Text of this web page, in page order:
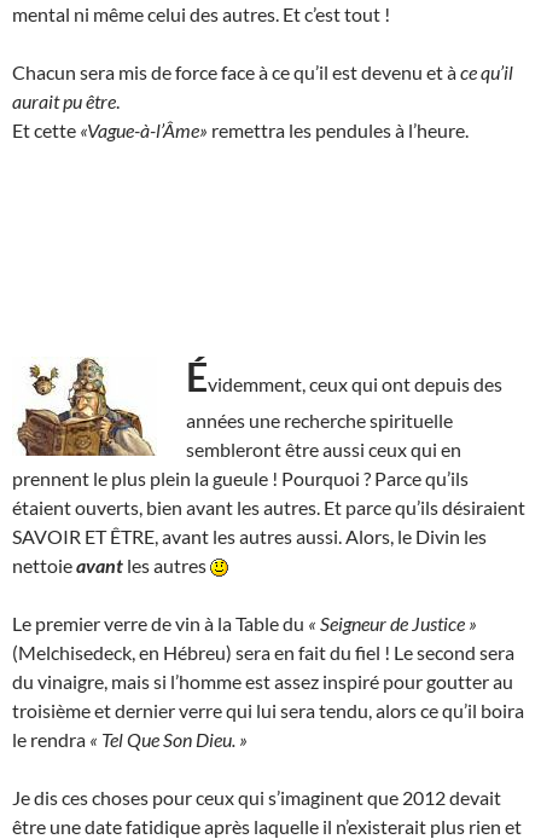
mental ni même celui des autres. Et c’est tout !
Chacun sera mis de force face à ce qu’il est devenu et àce qu’il
aurait pu être
Et cette «Vague-à-l’Âme» remettra les pendules à l’heure.
Évidemment, ceux qui ont depuis des
années une recherche spirituelle
sembleront être aussi ceux qui en
prennent le plus plein la gueule ! Pourquoi ? Parce qu’ils
étaient ouverts, bien avant les autres. Et parce qu’ils désiraient
SAVOIR ET ÊTRE, avant les autres aussi. Alors, le Divin les
nettoieavant les autres
Le premier verre de vin à la Table du « Seigneur de Justice »
(Melchisedeck, en Hébreu) sera en fait du fiel ! Le second sera
du vinaigre, mais si l’homme est assez inspiré pour goutter au
troisième et dernier verre qui lui sera tendu, alors ce qu’il boira
le rendra « Tel Que Son Dieu. »
Je dis ces choses pour ceux qui s’imaginent que 2012 devait
être une date fatidique après laquelle il n’existerait plus rien et